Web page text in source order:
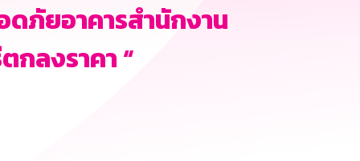
ดภัยอาคารสำนักงาน
กลงราคา “